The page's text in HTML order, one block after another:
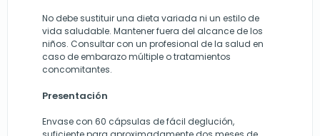
No debe sustituir una dieta variada ni un estilo de
vida saludable. Mantener fuera del alcance de los
niños. Consultar con un profesional de la salud en
caso de embarazo múltiple o tratamientos
concomitantes.
Presentación
Envase con 60 cápsulas de fácil deglución,